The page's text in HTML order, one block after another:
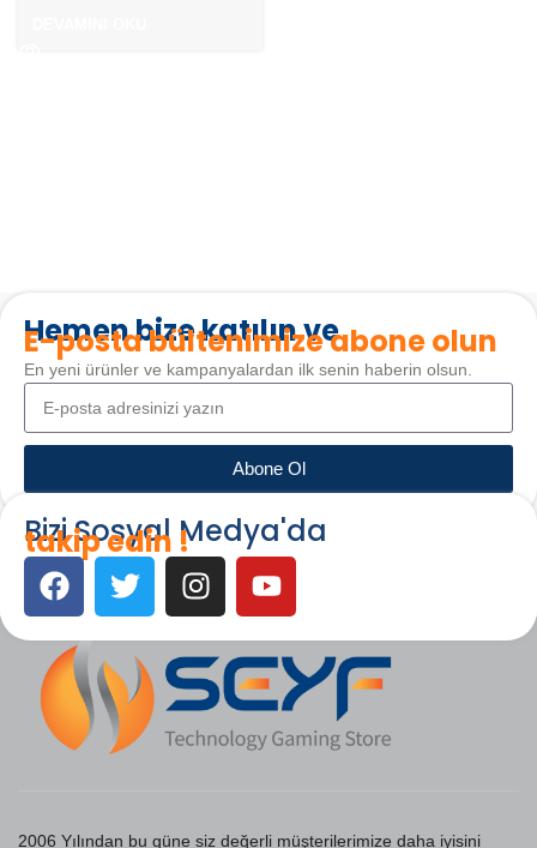
Hemen bize katılın ve
E-posta bültenimize abone olun
En yeni ürünler ve kampanyalardan ilk senin haberin olsun.
Abone Ol
Bizi Sosyal Medya'da
takip edin !
2006 Yılından bu güne siz değerli müşterilerimize daha iyisini